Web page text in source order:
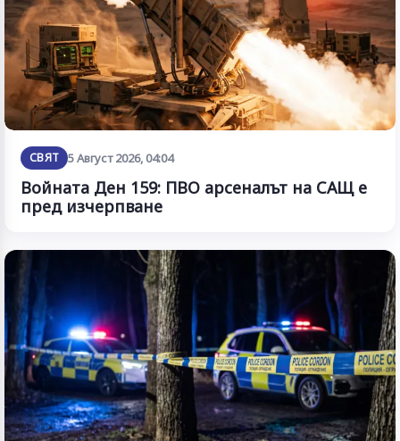
СВЯТ 5 Август 2026, 04:04
Войната Ден 159: ПВО арсеналът на САЩ е
пред изчерпване